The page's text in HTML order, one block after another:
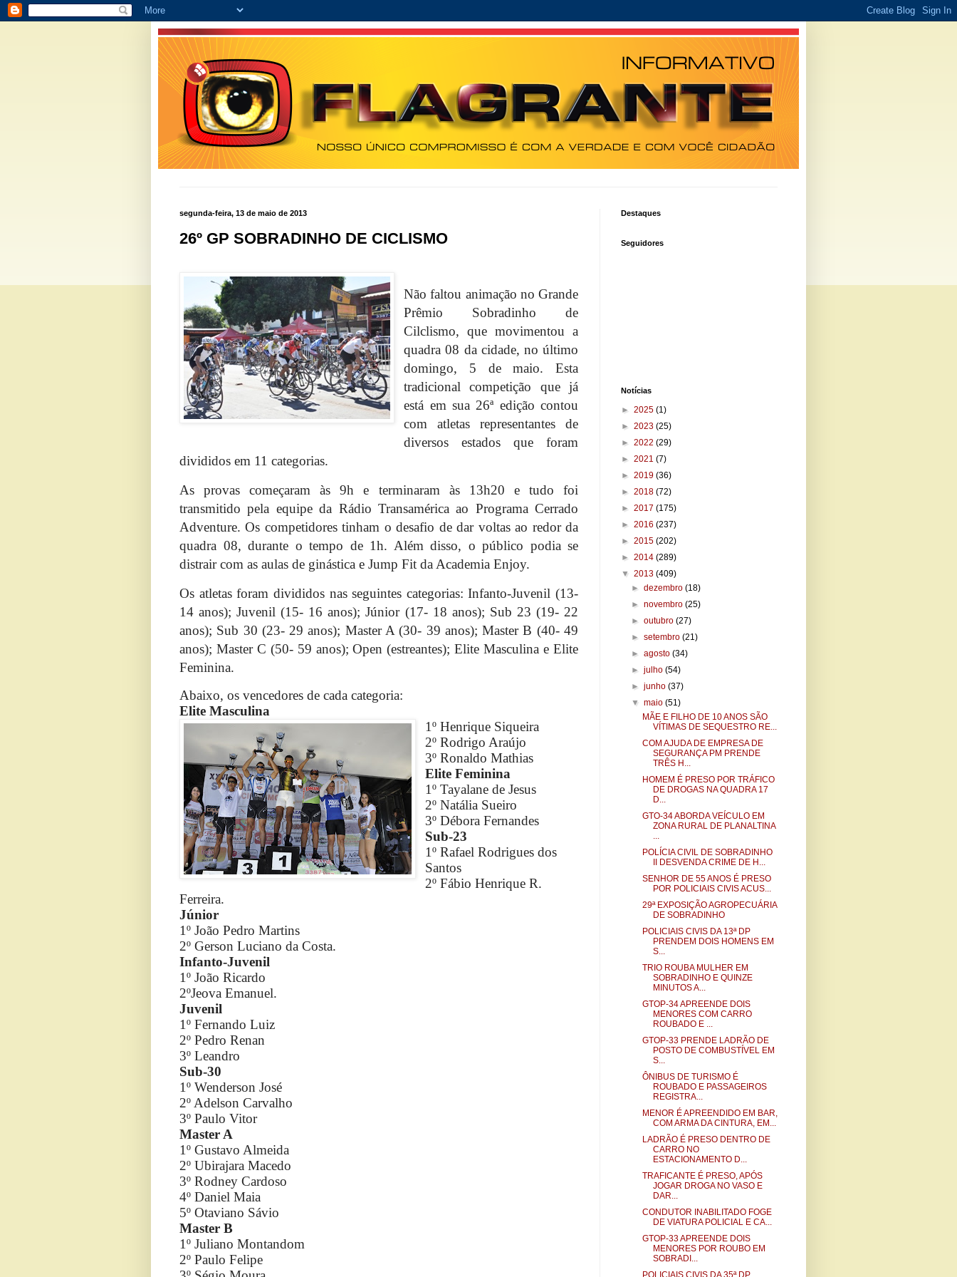
segunda-feira, 13 de maio de 2013
26º GP SOBRADINHO DE CICLISMO
Não faltou animação no Grande
Prêmio Sobradinho de
Cilclismo, que movimentou a
quadra 08 da cidade, no último
domingo, 5 de maio. Esta
tradicional competição que já
está em sua 26ª edição contou
com atletas representantes de
diversos estados que foram
divididos em 11 categorias.
As provas começaram às 9h e terminaram às 13h20 e tudo foi
transmitido pela equipe da Rádio Transamérica ao Programa Cerrado
Adventure. Os competidores tinham o desafio de dar voltas ao redor da
quadra 08, durante o tempo de 1h. Além disso, o público podia se
distrair com as aulas de ginástica e Jump Fit da Academia Enjoy.
Os atletas foram divididos nas seguintes categorias: Infanto-Juvenil (13-
14 anos); Juvenil (15- 16 anos); Júnior (17- 18 anos); Sub 23 (19- 22
anos); Sub 30 (23- 29 anos); Master A (30- 39 anos); Master B (40- 49
anos); Master C (50- 59 anos); Open (estreantes); Elite Masculina e Elite
Feminina.
Abaixo, os vencedores de cada categoria:
Elite Masculina
1º Henrique Siqueira
2º Rodrigo Araújo
3º Ronaldo Mathias
Elite Feminina
1º Tayalane de Jesus
2º Natália Sueiro
3º Débora Fernandes
Sub-23
1º Rafael Rodrigues dos
Santos
2º Fábio Henrique R.
Ferreira.
Júnior
1º João Pedro Martins
2º Gerson Luciano da Costa.
Infanto-Juvenil
1º João Ricardo
2ºJeova Emanuel.
Juvenil
1º Fernando Luiz
2º Pedro Renan
3º Leandro
Sub-30
1º Wenderson José
2º Adelson Carvalho
3º Paulo Vitor
Master A
1º Gustavo Almeida
2º Ubirajara Macedo
3º Rodney Cardoso
4º Daniel Maia
5º Otaviano Sávio
Master B
1º Juliano Montandom
2º Paulo Felipe
Destaques
Seguidores
Notícias
► 2025 (1)
► 2023 (25)
► 2022 (29)
► 2021 (7)
► 2019 (36)
► 2018 (72)
► 2017 (175)
► 2016 (237)
► 2015 (202)
► 2014 (289)
▼ 2013 (409)
►dezembro(18)
►novembro(25)
►outubro(27)
►setembro(21)
►agosto(34)
►julho(54)
►junho(37)
▼maio(51)
MÃE E FILHO DE 10 ANOS SÃO
VÍTIMAS DE SEQUESTRO RE...
COM AJUDA DE EMPRESA DE
SEGURANÇA PM PRENDE
TRÊS H...
HOMEM É PRESO POR TRÁFICO
DE DROGAS NA QUADRA 17
D...
GTO-34 ABORDA VEÍCULO EM
ZONA RURAL DE PLANALTINA
...
POLÍCIA CIVIL DE SOBRADINHO
II DESVENDA CRIME DE H...
SENHOR DE 55 ANOS É PRESO
POR POLICIAIS CIVIS ACUS...
29ª EXPOSIÇÃO AGROPECUÁRIA
DE SOBRADINHO
POLICIAIS CIVIS DA 13ª DP
PRENDEM DOIS HOMENS EM
S...
TRIO ROUBA MULHER EM
SOBRADINHO E QUINZE
MINUTOS A...
GTOP-34 APREENDE DOIS
MENORES COM CARRO
ROUBADO E ...
GTOP-33 PRENDE LADRÃO DE
POSTO DE COMBUSTÍVEL EM
S...
ÔNIBUS DE TURISMO É
ROUBADO E PASSAGEIROS
REGISTRA...
MENOR É APREENDIDO EM BAR,
COM ARMA DA CINTURA, EM...
LADRÃO É PRESO DENTRO DE
CARRO NO
ESTACIONAMENTO D...
TRAFICANTE É PRESO, APÓS
JOGAR DROGA NO VASO E
DAR...
CONDUTOR INABILITADO FOGE
DE VIATURA POLICIAL E CA...
GTOP-33 APREENDE DOIS
MENORES POR ROUBO EM
SOBRADI...
POLICIAIS CIVIS DA 35ª DP